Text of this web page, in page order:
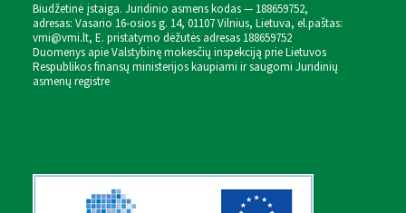
Biudžetinė įstaiga. Juridinio asmens kodas — 188659752,
adresas: Vasario 16-osios g. 14, 01107 Vilnius, Lietuva, el.paštas:
vmi@vmi.lt, E. pristatymo dėžutės adresas 188659752
Duomenys apie Valstybinę mokesčių inspekciją prie Lietuvos
Respublikos finansų ministerijos kaupiami ir saugomi Juridinių
asmenų registre